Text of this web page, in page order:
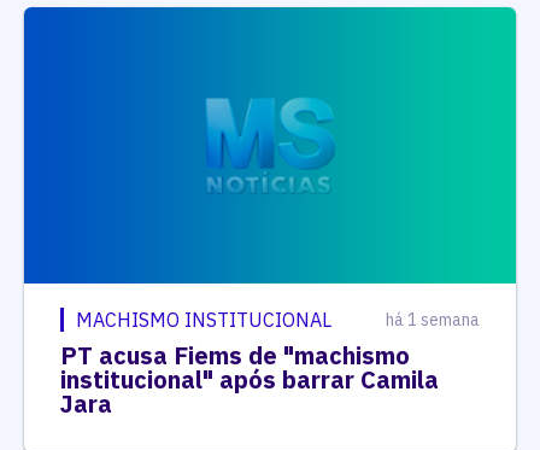
MACHISMO INSTITUCIONAL há 1 semana
PT acusa Fiems de "machismo
institucional" após barrar Camila
Jara